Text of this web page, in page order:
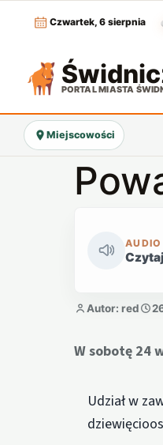
Czwartek, 6 sierpnia
PORTAL MIASTA
Miejscowości
AUDIO
Autor: red
W sobotę 24
Udział w